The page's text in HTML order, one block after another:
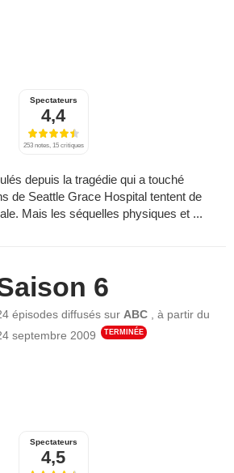
Spectateurs
4,4
253 notes, 15 critiques
depuis la tragédie qui a touché
de Seattle Grace Hospital tentent de
Mais les séquelles physiques et ...
6
épisodes diffusés sur ABC ,à partir du
septembre 2009
TERMINÉE
Spectateurs
4,5